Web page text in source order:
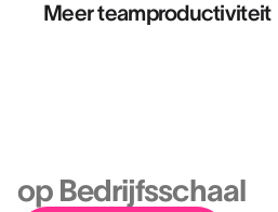
Meer teamproductiviteit
op Bedrijfsschaal